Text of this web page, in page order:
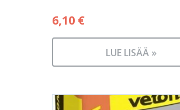
6,10 €
LUE LISÄÄ »